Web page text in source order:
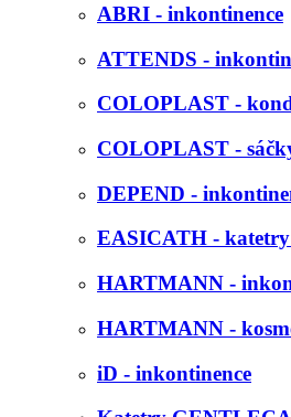
ABRI - inkontinence
ATTENDS -
COLOPLAST -
COLOPLAST -
DEPEND -
EASICATH - katetry
HARTMANN -
HARTMANN -
iD - inkontinence